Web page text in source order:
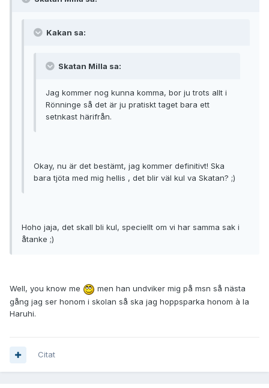
Kakan sa:
Skatan Milla sa:
Jag kommer nog kunna komma, bor ju trots allt i
Rönninge så det är ju pratiskt taget bara ett
setnkast härifrån.
Okay, nu är det bestämt, jag kommer definitivt! Ska
bara tjöta med mig hellis , det blir väl kul va Skatan? ;)
Hoho jaja, det skall bli kul, speciellt om vi har samma sak i
åtanke ;)
Well, you know me
men han undviker mig på msn så nästa
gång jag ser honom i skolan så ska jag hoppsparka honom à la
Haruhi.
Citat